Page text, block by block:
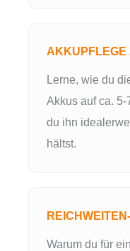
AKKUPFLEGE
Lerne, wie du
Akkus auf ca.
du ihn
hältst.
Warum du für